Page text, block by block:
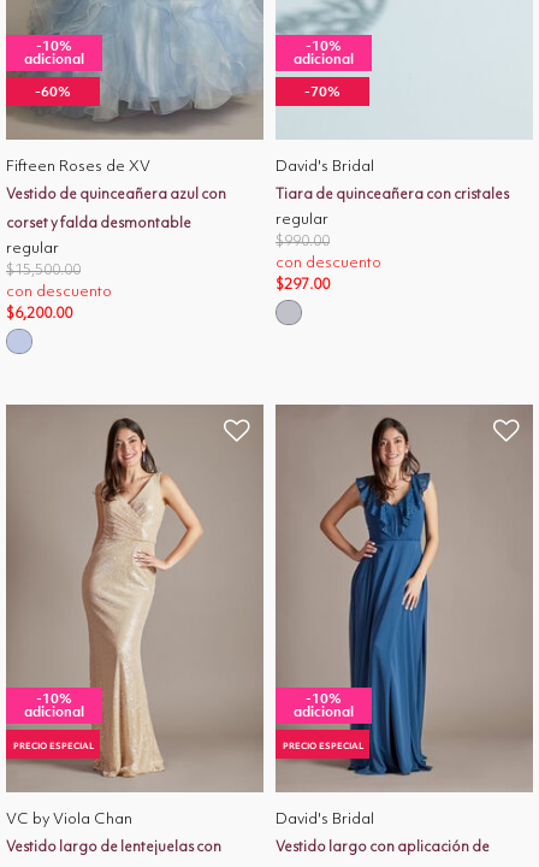
-10%
adicional
-60%
Fifteen Roses de XV
Vestido de quinceañera azul con
corset y falda desmontable
regular
Price reduced from
$15,500.00to
con descuento
$6,200.00
-10%
adicional
-70%
David's Bridal
Tiara de quinceañera con cristales
regular
Price reduced from
$990.00to
con descuento
$297.00
-10%
adicional
PRECIO ESPECIAL
VC by Viola Chan
Vestido largo de lentejuelas con
-10%
adicional
PRECIO ESPECIAL
David's Bridal
Vestido largo con aplicación de